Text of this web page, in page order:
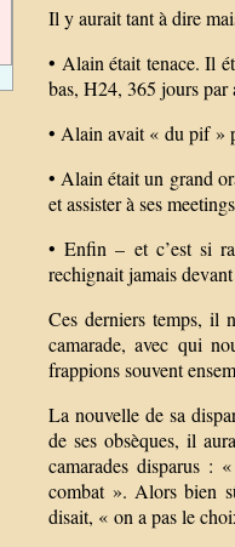
Il y aurait tant à dire
• Alain était tenace. Il
bas, H24, 365 jours par
• Alain avait « du pif »
• Alain était un grand
et assister à ses
• Enfin – et c’est si
rechignait jamais
Ces derniers temps, il
camarade, avec qui
frappions souvent
La nouvelle de sa
de ses obsèques, il
camarades disparus :
combat ». Alors bien
disait, « on a pas le